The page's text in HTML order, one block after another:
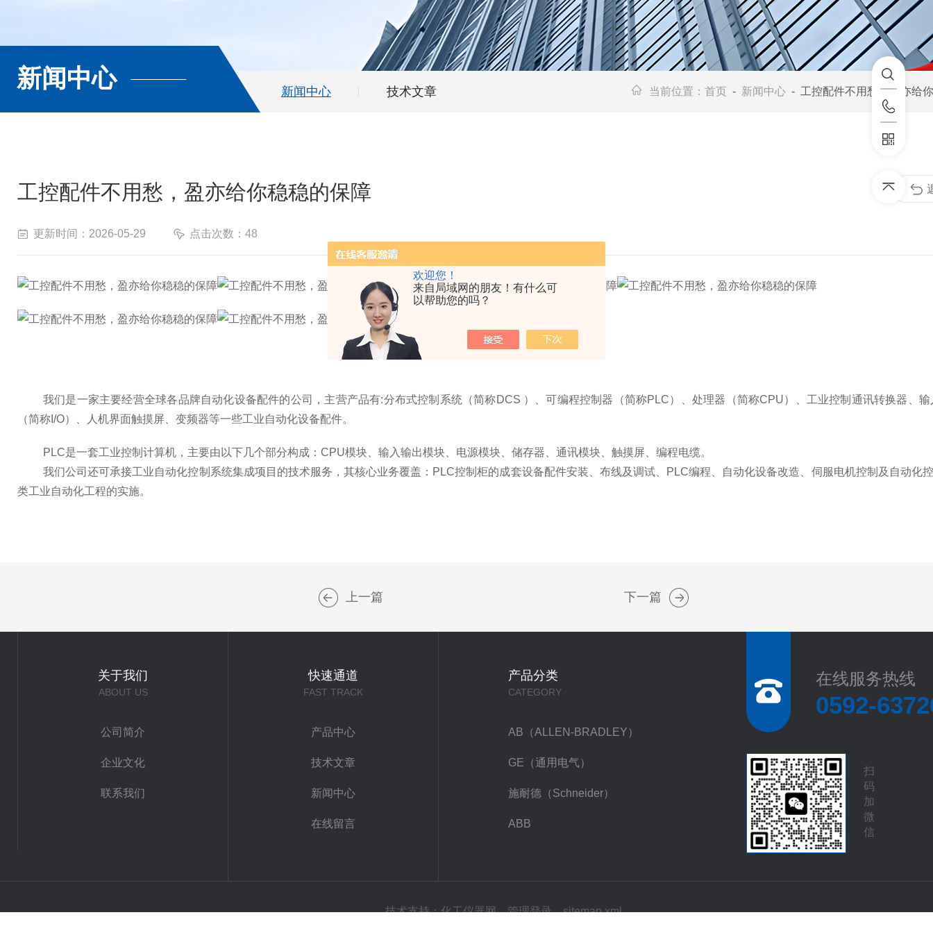
欢迎您！
来自局域网的朋友！有什么可
以帮助您的吗？
新闻中心 新闻中心 技术文章 当前位置： 首页 - 新闻中心 - 工控配件不用愁，盈亦给
工控配件不用愁，盈亦给你稳稳的保障
更新时间：2026-05-29 点击次数：48
我们是一家主要经营全球各品牌自动化设备配件的公司 ， 主营产品有:分布式控制系统 （简称DCS ）、可编程控制器 （简称PLC）、处理器（简称CPU）、 工业控制通讯转换器 输
（简称 I/O）、 人机界面触摸屏、变频器等一些工业自动化设备配件。
PLC是一套工业控制计算机，主要由以下几个部分构成： CPU模块、输入输出模块、电源模块、储存器、通讯模块、触摸屏、编程电缆。
我们公司还可承接工业自动化控制系统集成项目的技术服务 ，其核心业务覆盖： PLC控制柜的成套设备配件安装、布线及调试、 PLC编程 、自动化设备改造
伺服电机控制及自动化
类工业自动化工程的实施。
上一篇 下一篇
关于我们
ABOUT US
公司简介
企业文化
联系我们
快速通道
FAST TRACK
产品中心
技术文章
新闻中心
在线留言
产品分类
CATEGORY
AB（ALLEN-BRADLEY）
GE（通用电气）
施耐德（Schneider）
ABB
在线服务热线
0592-
扫
码
加
微
信
技术支持：化工仪器网 管理登录 sitemap.xml